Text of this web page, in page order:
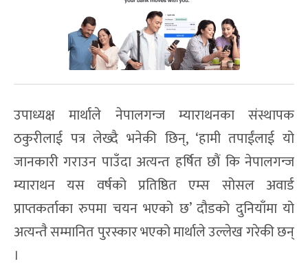
उपाध्यक्ष मार्थाले नेपालगन्ज म्याराथनका संस्थापक
ठकुरीलाई पत्र लेख्दै भनेकी छिन्, ‘हामी तपाईंलाई यो
जानकारी गराउन पाउँदा अत्यन्त हर्षित छौं कि नेपालगन्ज
म्याराथन यस वर्षको प्रतिष्ठित एम्स सोसल अवार्ड
प्राप्तकर्ताका रुपमा चयन भएको छ’ दौडको दुनियाँमा यो
अत्यन्तै सम्मानित पुरस्कार भएको मार्थाले उल्लेख गरेकी छन्
।